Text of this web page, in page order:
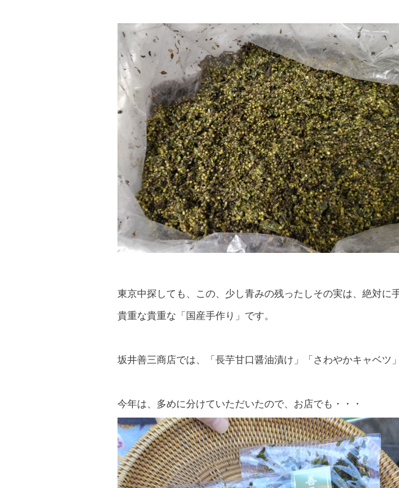
東京中探しても、この、少し青みの残ったしその実は、絶対に
貴重な貴重な「国産手作り」です。
坂井善三商店では、「長芋甘口醤油漬け」「さわやかキャベツ
今年は、多めに分けていただいたので、お店でも・・・